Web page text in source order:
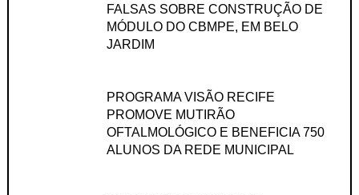
FALSAS SOBRE CONSTRUÇÃO DE
MÓDULO DO CBMPE, EM BELO
JARDIM
PROGRAMA VISÃO RECIFE
PROMOVE MUTIRÃO
OFTALMOLÓGICO E BENEFICIA 750
ALUNOS DA REDE MUNICIPAL